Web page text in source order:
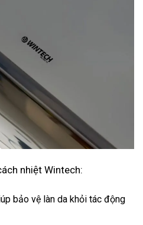
nhiệt Wintech:
bảo vệ làn da khỏi tác động